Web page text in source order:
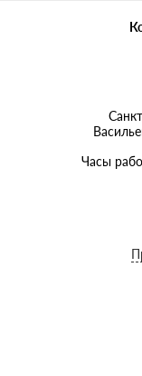
Часы